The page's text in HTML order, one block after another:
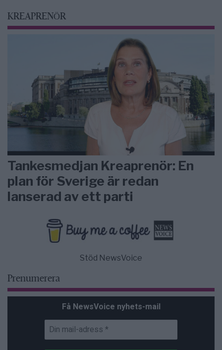
KREAPRENÖR
Tankesmedjan Kreaprenör: En
plan för Sverige är redan
lanserad av ett parti
Stöd NewsVoice
Prenumerera
Få NewsVoice nyhets-mail